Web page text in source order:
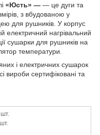
«Юсть» — — це дуги та
з вбудованою у
для рушників. У корпус
електричний нагрівальний
сушарки для рушників на
температури.
і електричних сушарок
вироби сертифіковані та